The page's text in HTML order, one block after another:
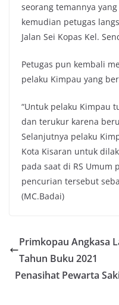
seorang temannya
kemudian petugas
Jalan Sei Kopas Kel.
Petugas pun kembali
pelaku Kimpau yang
“Untuk pelaku Kimpau
dan terukur karena
Selanjutnya pelaku
Kota Kisaran untuk
pada saat di RS Umum
pencurian tersebut
(MC.Badai)
Primkopau Angkasa
Tahun Buku 2021
Penasihat Pewarta